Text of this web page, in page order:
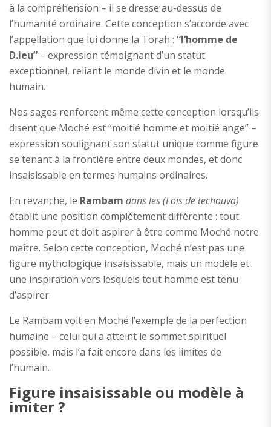
à la compréhension – il se dresse au-dessus de
l’humanité ordinaire. Cette conception s’accorde avec
l’appellation que lui donne la Torah : “l’homme de
D.ieu” – expression témoignant d’un statut
exceptionnel, reliant le monde divin et le monde
humain.
Nos sages renforcent même cette conception lorsqu’ils
disent que Moché est “moitié homme et moitié ange” –
expression soulignant son statut unique comme figure
se tenant à la frontière entre deux mondes, et donc
insaisissable en termes humains ordinaires.
En revanche, le Rambam dans les (Lois de techouva)
établit une position complètement différente : tout
homme peut et doit aspirer à être comme Moché notre
maître. Selon cette conception, Moché n’est pas une
figure mythologique insaisissable, mais un modèle et
une inspiration vers lesquels tout homme est tenu
d’aspirer.
Le Rambam voit en Moché l’exemple de la perfection
humaine – celui qui a atteint le sommet spirituel
possible, mais l’a fait encore dans les limites de
l’humain.
Figure insaisissable ou modèle à
imiter ?